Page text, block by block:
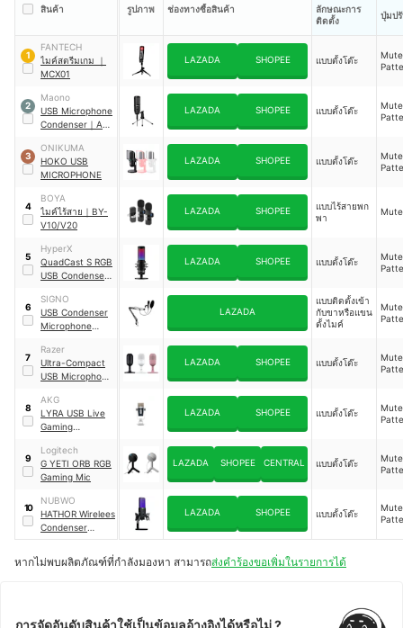
สินค้า รูปภาพ ช่องทางซื้อสินค้า
ลักษณะการ
ติดตั้ง
ปุ่มป
1
FANTECH
ไมค์สตรีมเกม
｜
MCX01
LAZADA SHOPEE แบบตั้งโต๊ะ
2
Maono
USB Microphone
Condenser ｜ AU-
LAZADA SHOPEE แบบตั้งโต๊ะ
3
ONIKUMA
HOKO USB
MICROPHONE
LAZADA SHOPEE แบบตั้งโต๊ะ
4
BOYA
ไมค์ไร้สาย ｜ BY-
V10/V20
LAZADA SHOPEE
แบบไร้สายพก
พา
Mute
5
HyperX
QuadCast S RGB
USB Condenser
4P5P7AA
LAZADA SHOPEE แบบตั้งโต๊ะ
6
SIGNO
USB Condenser
Microphone
｜MP-704
LAZADA
แบบติดตั้งเข้า
กับขาหรือแขน
ตั้งไมค์
7
Razer
Ultra-Compact
USB Microphone
LAZADA SHOPEE แบบตั้งโต๊ะ
8
AKG
LYRA USB Live
Gaming
Podcast
LAZADA SHOPEE แบบตั้งโต๊ะ
9
Logitech
G YETI ORB RGB
Gaming Mic
LAZADA SHOPEE CENTRAL แบบตั้งโต๊ะ
10
NUBWO
HATHOR Wirelees
Condenser
Microphone｜
LAZADA SHOPEE แบบตั้งโต๊ะ
หากไม่พบผลิตภัณฑ์ที่กำลังมองหา สามารถส่งคำร้องขอเพิ่มในรายการได้
การจัดอันดับสินค้าใช้เป็นข้อมูลอ้างอิงได้หรือไม่ ?